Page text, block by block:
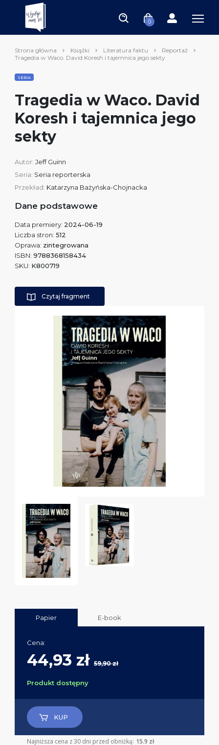
0
Strona główna Książki Literatura faktu
Reportaż
Tragedia w Waco. David Koresh i tajemnica jego sekty
SERIA
Tragedia w Waco. David
Koresh i tajemnica jego
sekty
Autor: Jeff Guinn
Seria: Seria reporterska
Przekład: Katarzyna Bażyńska-Chojnacka
Dane podstawowe
Data premiery: 2024-06-19
Liczba stron: 512
Oprawa: zintegrowana
ISBN: 9788368158434
SKU: K800719
Czytaj fragment
Papier E-book
Cena:
44,93 zł 59,90 zł
Produkt dostępny
KUP
Najniższa cena z 30 dni przed obniżką: 15.9 zł